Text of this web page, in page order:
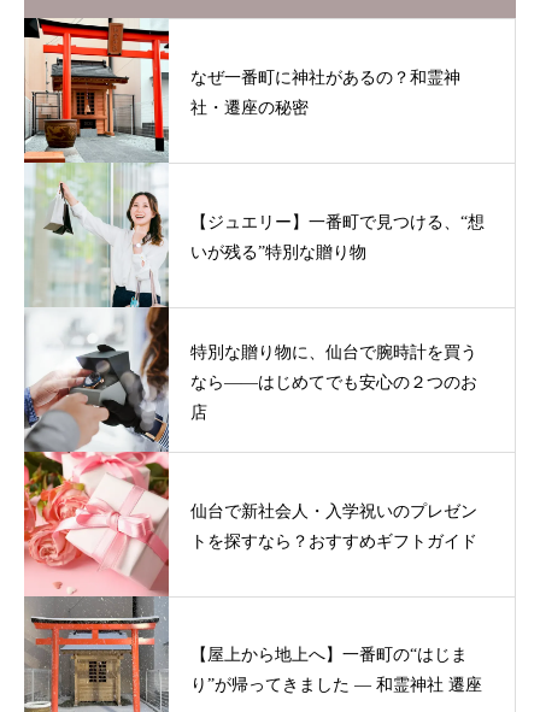
なぜ一番町に神社があるの？和霊神
社・遷座の秘密
【ジュエリー】一番町で見つける、“想
いが残る”特別な贈り物
特別な贈り物に、仙台で腕時計を買う
なら——はじめてでも安心の２つのお
店
仙台で新社会人・入学祝いのプレゼン
トを探すなら？おすすめギフトガイド
【屋上から地上へ】一番町の“はじま
り”が帰ってきました ― 和霊神社 遷座